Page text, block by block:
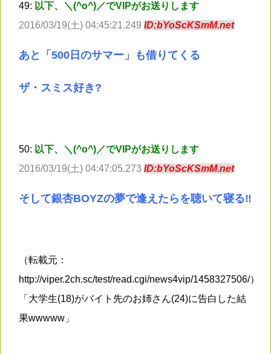
49: 以下、＼(^o^)／でVIPがお送りします
2016/03/19(土) 04:45:21.249 ID:bYoScKSmM.net
あと「500日のサマー」も借りてくる
ザ・スミス好き?
50: 以下、＼(^o^)／でVIPがお送りします
2016/03/19(土) 04:47:05.273 ID:bYoScKSmM.net
そして銀杏BOYZの夢で逢えたらを聴いて寝る‼
（転載元：
http://viper.2ch.sc/test/read.cgi/news4vip/1458327506/）
「大学生(18)がバイト先のお姉さん(24)に告白した結
果wwwww」